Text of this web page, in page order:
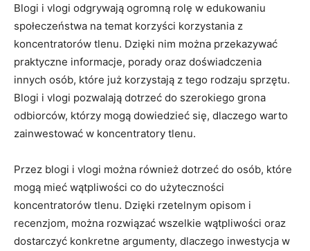
Blogi i vlogi odgrywają ogromną rolę w edukowaniu
społeczeństwa na temat korzyści korzystania z
koncentratorów tlenu. Dzięki nim można przekazywać‍
praktyczne informacje, ‍porady oraz doświadczenia
innych osób, które‌ już korzystają z tego rodzaju sprzętu.
Blogi i vlogi pozwalają dotrzeć do szerokiego grona
odbiorców, którzy mogą dowiedzieć się, dlaczego warto
zainwestować w koncentratory tlenu.
Przez blogi i vlogi można również dotrzeć ‍do osób, które
mogą mieć wątpliwości co do użyteczności
koncentratorów tlenu. Dzięki rzetelnym opisom i
recenzjom, można rozwiązać ‍wszelkie wątpliwości⁣ oraz
dostarczyć konkretne‌ argumenty, dlaczego inwestycja w